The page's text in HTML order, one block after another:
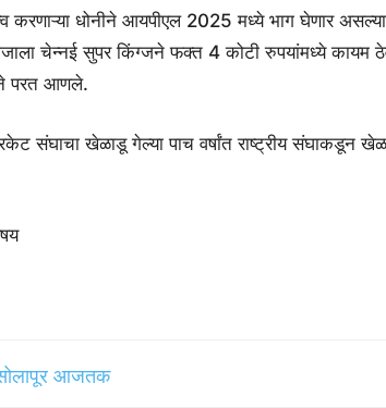
करणाऱ्या धोनीने आयपीएल 2025 मध्ये भाग घेणार
चेन्नई सुपर किंग्जने फक्त 4 कोटी रुपयांमध्ये कायम
परत आणले.
संघाचा खेळाडू गेल्या पाच वर्षांत राष्ट्रीय संघाकडून
आजतक